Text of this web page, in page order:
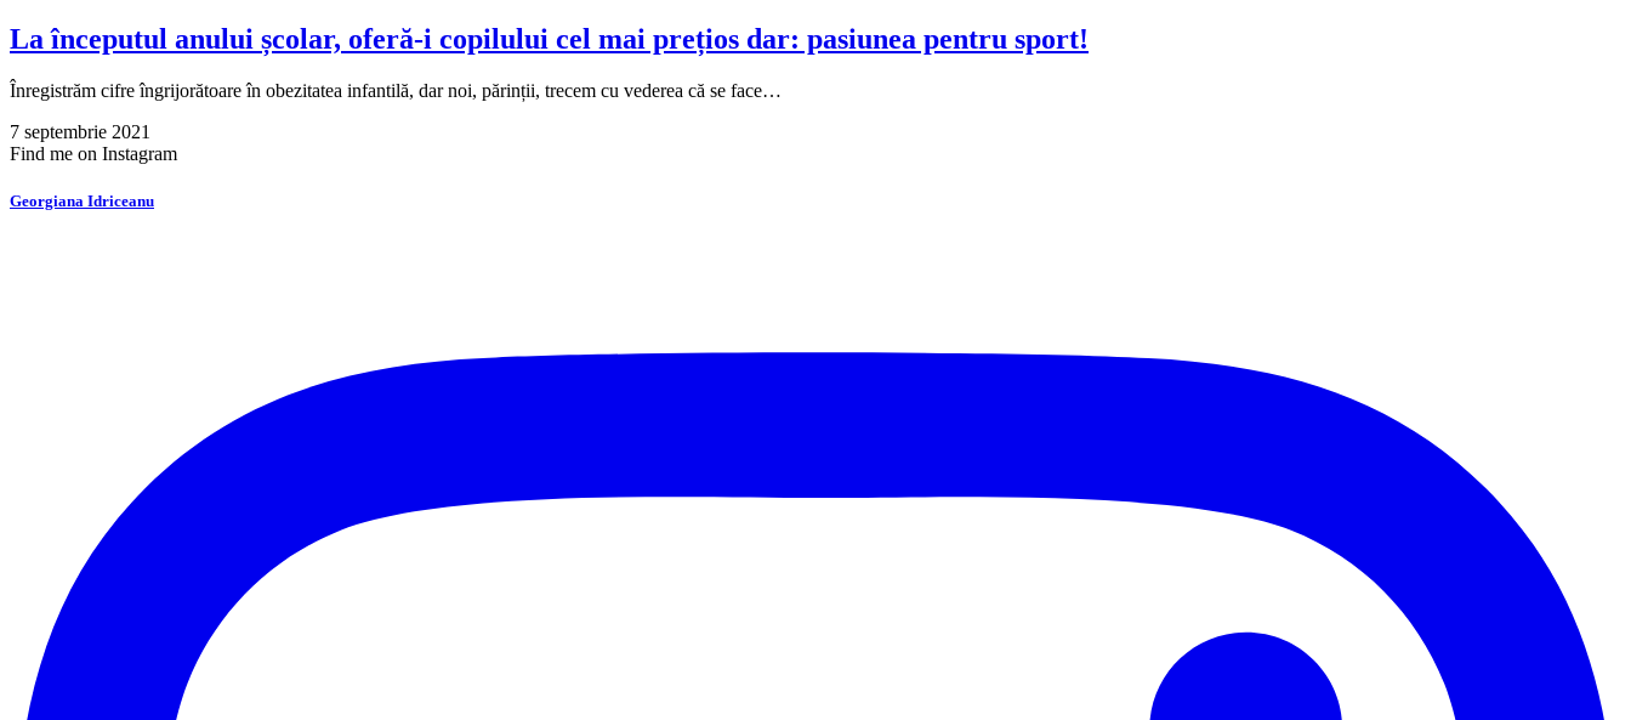
La începutul anului școlar, oferă-i copilului cel mai prețios dar: pasiunea pentru sport!
Înregistrăm cifre îngrijorătoare în obezitatea infantilă, dar noi, părinții, trecem cu vederea că se face…
7 septembrie 2021
Find me on Instagram
Georgiana Idriceanu